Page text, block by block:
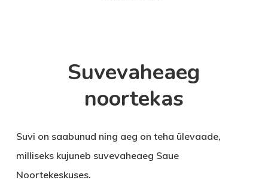
Suvevaheaeg
noortekas
Suvi on saabunud ning aeg on teha ülevaade,
milliseks kujuneb suvevaheaeg Saue
Noortekeskuses.